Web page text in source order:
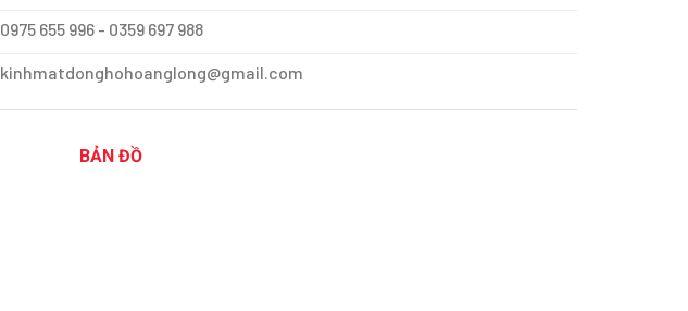
0975 655 996 - 0359 697 988
kinhmatdonghohoanglong@gmail.com
BẢN ĐỒ